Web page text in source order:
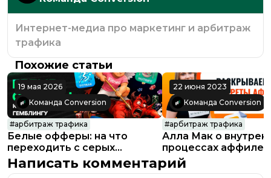
Интернет-медиа про маркетинг и арбитраж
трафика
Похожие статьи
19 мая 2026
Команда Conversion
#арбитраж трафика
Белые офферы: на что
переходить с серых
вертикалей
22 июня 2023
Команда Conversion
#арбитраж трафика
Алла Мак о
процессах
отдела AdCombo
Написать комментарий